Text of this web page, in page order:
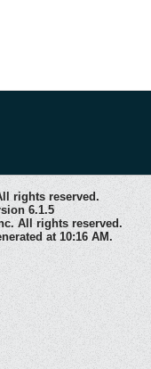
rights reserved.
6.1.5
All rights reserved.
at 10:16 AM.